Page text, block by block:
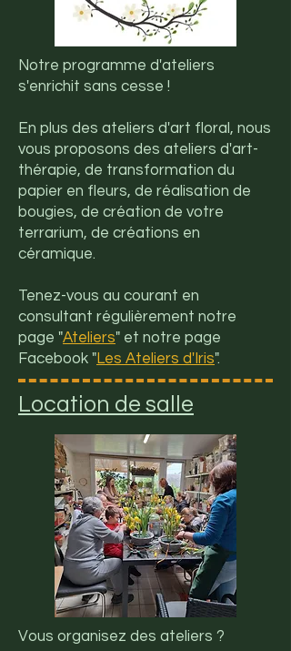
Notre programme d'ateliers
s'enrichit sans cesse !
En plus des ateliers d'art floral, nous
vous proposons des ateliers d'art-
thérapie, de transformation du
papier en fleurs, de réalisation de
bougies, de création de votre
terrarium, de créations en
céramique.
Tenez-vous au courant en
consultant régulièrement notre
page "Ateliers" et notre page
Facebook "Les Ateliers d'Iris".
Location de salle
Vous organisez des ateliers ?